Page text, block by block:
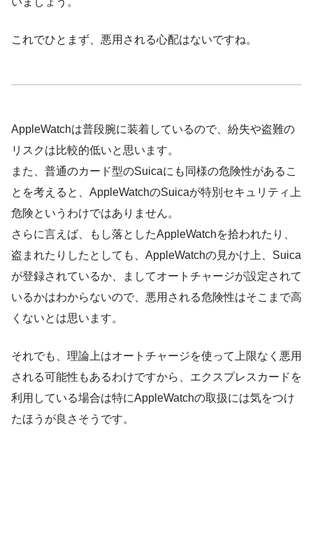
これでひとまず、悪用される心配はないですね。
AppleWatchは普段腕に装着しているので、紛失や盗難の
リスクは比較的低いと思います。
また、普通のカード型のSuicaにも同様の危険性があるこ
とを考えると、AppleWatchのSuicaが特別セキュリティ上
危険というわけではありません。
さらに言えば、もし落としたAppleWatchを拾われたり、
盗まれたりしたとしても、AppleWatchの見かけ上、Suica
が登録されているか、ましてオートチャージが設定されて
いるかはわからないので、悪用される危険性はそこまで高
くないとは思います。
それでも、理論上はオートチャージを使って上限なく悪用
される可能性もあるわけですから、エクスプレスカードを
利用している場合は特にAppleWatchの取扱には気をつけ
たほうが良さそうです。